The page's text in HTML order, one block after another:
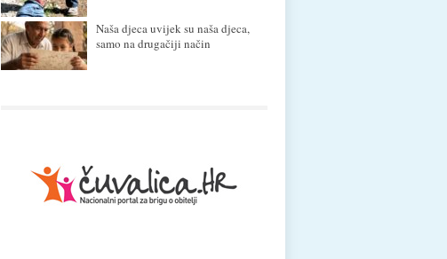
Naša djeca uvijek su naša djeca,
samo na drugačiji način